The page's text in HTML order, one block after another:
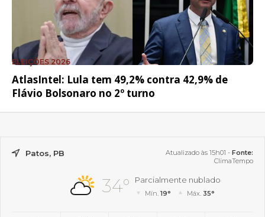
ELEIÇÕES 2026
AtlasIntel: Lula tem 49,2% contra 42,9% de
Flávio Bolsonaro no 2º turno
Patos, PB Atualizado às 15h01 - Fonte:
ClimaTempo
34° Parcialmente nublado
Mín.19° Máx. 35°